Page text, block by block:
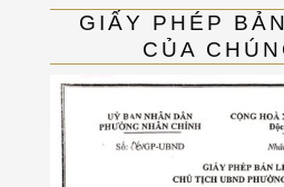
GIẤY PHÉP
CỦA